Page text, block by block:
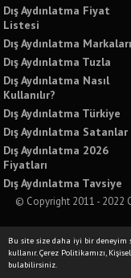
Bu site size daha iyi bir deneyim
kullanır. Çerez Politikamızı,
bulabilirsiniz.
Dış Aydınlatma Fiyat
Listesi
Dış Aydınlatma Markaları
Dış Aydınlatma Tuzla
Dış Aydınlatma Nasıl
Kullanılır?
Dış Aydınlatma Türkiye
Dış Aydınlatma Satanlar
Dış Aydınlatma 2026
Fiyatları
Dış Aydınlatma Tavsiye
© Copyright 2011 - 2022
Bu sitede yer alan tüm
kesinlikle yasaktır.